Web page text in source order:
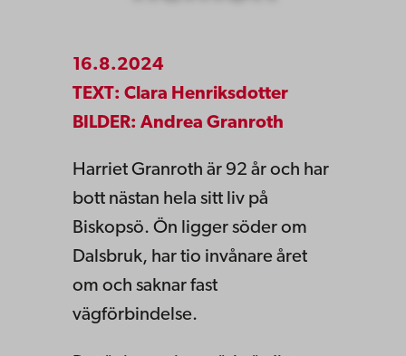
16.8.2024
TEXT: Clara Henriksdotter
BILDER: Andrea Granroth
Harriet Granroth är 92 år och har
bott nästan hela sitt liv på
Biskopsö. Ön ligger söder om
Dalsbruk, har tio invånare året
om och saknar fast
vägförbindelse.